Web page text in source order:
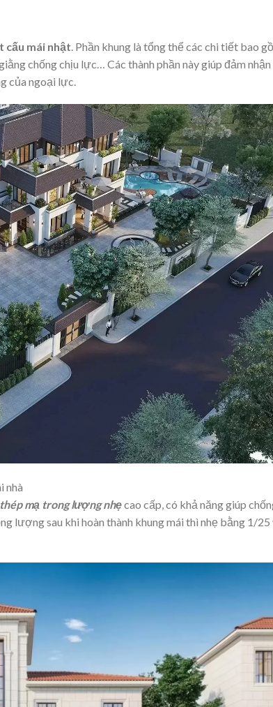
cấu mái nhật . Phần khung là tổng thể các chi tiết bao
chống chịu lực… Các thành phần này giúp đảm nhận
của ngoại lực.
nhà
mạ trong lượng nhẹcao cấp, có khả năng giúp
lượng sau khi hoàn thành khung mái thì nhẹ bằng 1/